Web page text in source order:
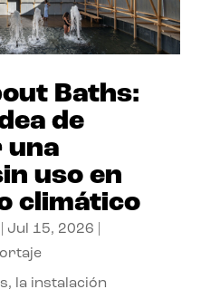
Baths:
de
uso en
climático
Jul 15, 2026
la instalación